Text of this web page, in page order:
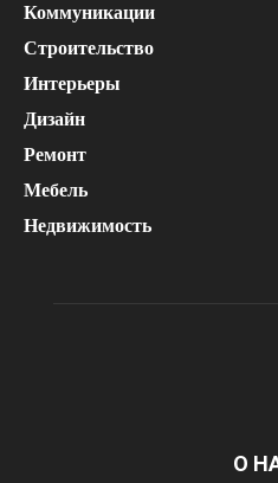
Коммуникации
Строительство
Интерьеры
Дизайн
Ремонт
Мебель
Недвижимость
О